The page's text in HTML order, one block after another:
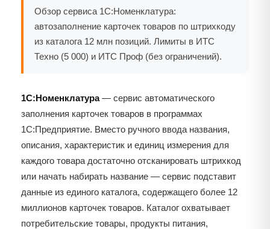
Обзор сервиса 1С:Номенклатура:
автозаполнение карточек товаров по штрихкоду
из каталога 12 млн позиций. Лимиты в ИТС
Техно (5 000) и ИТС Проф (без ограничений).
1С:Номенклатура— сервис автоматического
заполнения карточек товаров в программах
1С:Предприятие. Вместо ручного ввода названия,
описания, характеристик и единиц измерения для
каждого товара достаточно отсканировать штрихкод
или начать набирать название — сервис подставит
данные из единого каталога, содержащего более 12
миллионов карточек товаров. Каталог охватывает
потребительские товары, продукты питания,